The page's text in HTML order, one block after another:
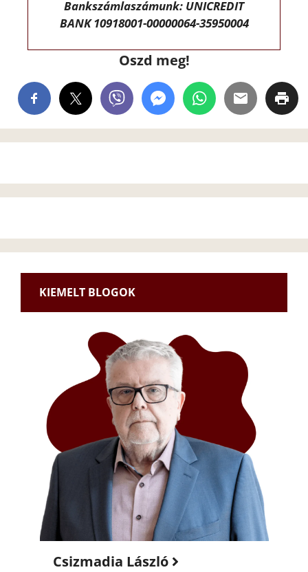
Bankszámlaszámunk: UNICREDIT
BANK 10918001-00000064-35950004
Oszd meg!
KIEMELT BLOGOK
Csizmadia László